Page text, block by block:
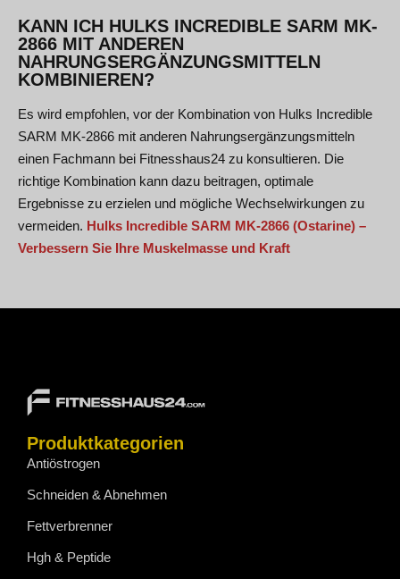
KANN ICH HULKS INCREDIBLE SARM MK-
2866 MIT ANDEREN
NAHRUNGSERGÄNZUNGSMITTELN
KOMBINIEREN?
Es wird empfohlen, vor der Kombination von Hulks Incredible
SARM MK-2866 mit anderen Nahrungsergänzungsmitteln
einen Fachmann bei Fitnesshaus24 zu konsultieren. Die
richtige Kombination kann dazu beitragen, optimale
Ergebnisse zu erzielen und mögliche Wechselwirkungen zu
vermeiden. Hulks Incredible SARM MK-2866 (Ostarine) –
Verbessern Sie Ihre Muskelmasse und Kraft
Produktkategorien
Antiöstrogen
Schneiden & Abnehmen
Fettverbrenner
Hgh & Peptide